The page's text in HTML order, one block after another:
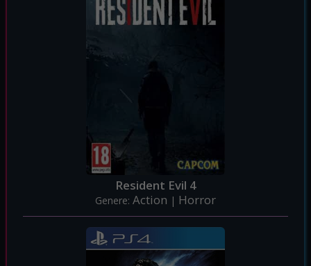
Resident Evil 4
Genere: Action | Horror